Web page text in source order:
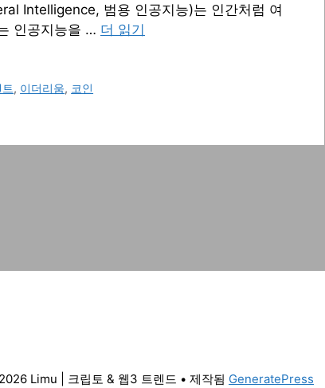
Intelligence, 범용 인공지능)는 인간처럼 여
인공지능을 … 더 읽기
, 이더리움, 코인
Limu | 크립토 & 웹3 트렌드 • 제작됨 GeneratePress